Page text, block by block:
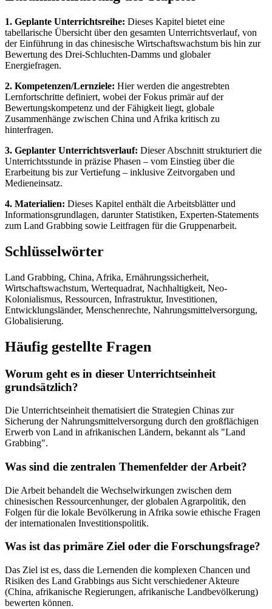
1. Geplante Unterrichtsreihe: Dieses Kapitel bietet eine
tabellarische Übersicht über den gesamten Unterrichtsverlauf, von
der Einführung in das chinesische Wirtschaftswachstum bis hin zur
Bewertung des Drei-Schluchten-Damms und globaler
Energiefragen.
2. Kompetenzen/Lernziele: Hier werden die angestrebten
Lernfortschritte definiert, wobei der Fokus primär auf der
Bewertungskompetenz und der Fähigkeit liegt, globale
Zusammenhänge zwischen China und Afrika kritisch zu
hinterfragen.
3. Geplanter Unterrichtsverlauf: Dieser Abschnitt strukturiert die
Unterrichtsstunde in präzise Phasen – vom Einstieg über die
Erarbeitung bis zur Vertiefung – inklusive Zeitvorgaben und
Medieneinsatz.
4. Materialien: Dieses Kapitel enthält die Arbeitsblätter und
Informationsgrundlagen, darunter Statistiken, Experten-Statements
zum Land Grabbing sowie Leitfragen für die Gruppenarbeit.
Schlüsselwörter
Land Grabbing, China, Afrika, Ernährungssicherheit,
Wirtschaftswachstum, Wertequadrat, Nachhaltigkeit, Neo-
Kolonialismus, Ressourcen, Infrastruktur, Investitionen,
Entwicklungsländer, Menschenrechte, Nahrungsmittelversorgung,
Globalisierung.
Häufig gestellte Fragen
Worum geht es in dieser Unterrichtseinheit
grundsätzlich?
Die Unterrichtseinheit thematisiert die Strategien Chinas zur
Sicherung der Nahrungsmittelversorgung durch den großflächigen
Erwerb von Land in afrikanischen Ländern, bekannt als "Land
Grabbing".
Was sind die zentralen Themenfelder der Arbeit?
Die Arbeit behandelt die Wechselwirkungen zwischen dem
chinesischen Ressourcenhunger, der globalen Agrarpolitik, den
Folgen für die lokale Bevölkerung in Afrika sowie ethische Fragen
der internationalen Investitionspolitik.
Was ist das primäre Ziel oder die Forschungsfrage?
Das Ziel ist es, dass die Lernenden die komplexen Chancen und
Risiken des Land Grabbings aus Sicht verschiedener Akteure
(China, afrikanische Regierungen, afrikanische Landbevölkerung)
bewerten können.